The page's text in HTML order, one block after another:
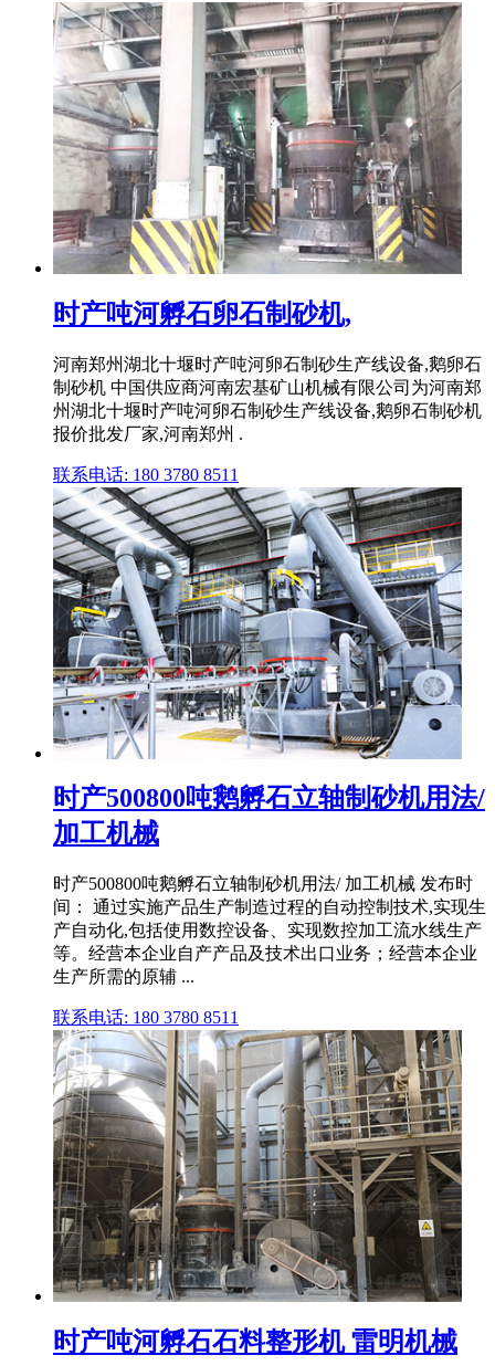
时产吨河孵石卵石制砂机,
河南郑州湖北十堰时产吨河卵石制砂生产线设备,鹅卵石
制砂机 中国供应商河南宏基矿山机械有限公司为河南郑
州湖北十堰时产吨河卵石制砂生产线设备,鹅卵石制砂机
报价批发厂家,河南郑州 .
联系电话: 180 3780 8511
时产500800吨鹅孵石立轴制砂机用法/
加工机械
时产500800吨鹅孵石立轴制砂机用法/ 加工机械 发布时
间： 通过实施产品生产制造过程的自动控制技术,实现生
产自动化,包括使用数控设备、实现数控加工流水线生产
等。经营本企业自产产品及技术出口业务；经营本企业
生产所需的原辅 ...
联系电话: 180 3780 8511
时产吨河孵石石料整形机 雷明机械